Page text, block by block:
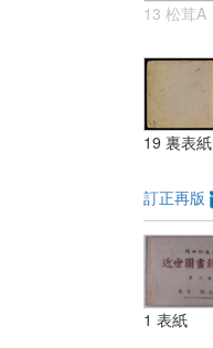
13 松茸A
19 裏表紙
訂正再版
1 表紙